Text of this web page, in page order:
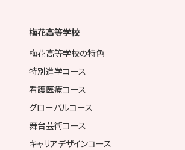
梅花高等学校
梅花高等学校の特色
特別進学コース
看護医療コース
グローバルコース
舞台芸術コース
キャリアデザインコース